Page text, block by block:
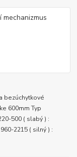
bezúchytkové
600mm Typ
220-500 ( slabý ) :
960-2215 ( silný ) :